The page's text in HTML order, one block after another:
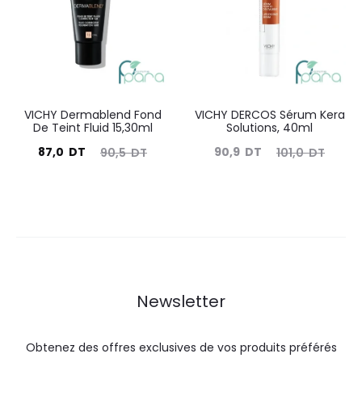
DT.
DT.
VICHY Dermablend Fond
De Teint Fluid 15,30ml
90,5DT
Le
87,0 DT
VICHY DERCOS Sérum Kera
Solutions, 40ml
101,0DT
Le
90,9 DT
Newsletter
Obtenez des offres exclusives de vos produits préférés